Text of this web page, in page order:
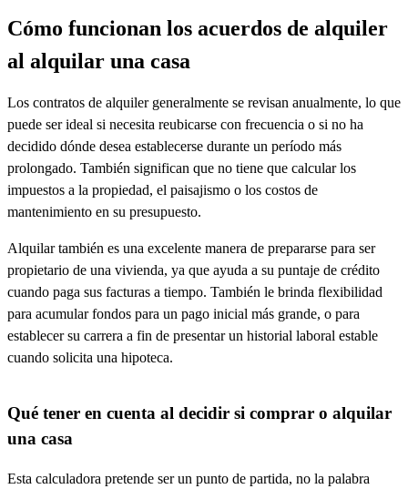
Cómo funcionan los acuerdos de alquiler
al alquilar una casa
Los contratos de alquiler generalmente se revisan anualmente, lo que
puede ser ideal si necesita reubicarse con frecuencia o si no ha
decidido dónde desea establecerse durante un período más
prolongado. También significan que no tiene que calcular los
impuestos a la propiedad, el paisajismo o los costos de
mantenimiento en su presupuesto.
Alquilar también es una excelente manera de prepararse para ser
propietario de una vivienda, ya que ayuda a su puntaje de crédito
cuando paga sus facturas a tiempo. También le brinda flexibilidad
para acumular fondos para un pago inicial más grande, o para
establecer su carrera a fin de presentar un historial laboral estable
cuando solicita una hipoteca.
Qué tener en cuenta al decidir si comprar o alquilar
una casa
Esta calculadora pretende ser un punto de partida, no la palabra